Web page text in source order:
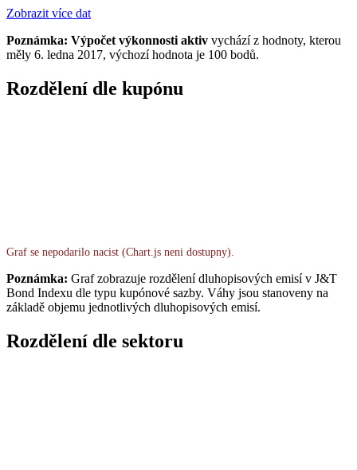
Zobrazit více dat
Poznámka: Výpočet výkonnosti aktiv vychází z hodnoty, kterou
měly 6. ledna 2017, výchozí hodnota je 100 bodů.
Rozdělení dle kupónu
Graf se nepodarilo nacist (Chart.js neni dostupny).
Poznámka: Graf zobrazuje rozdělení dluhopisových emisí v J&T
Bond Indexu dle typu kupónové sazby. Váhy jsou stanoveny na
základě objemu jednotlivých dluhopisových emisí.
Rozdělení dle sektoru